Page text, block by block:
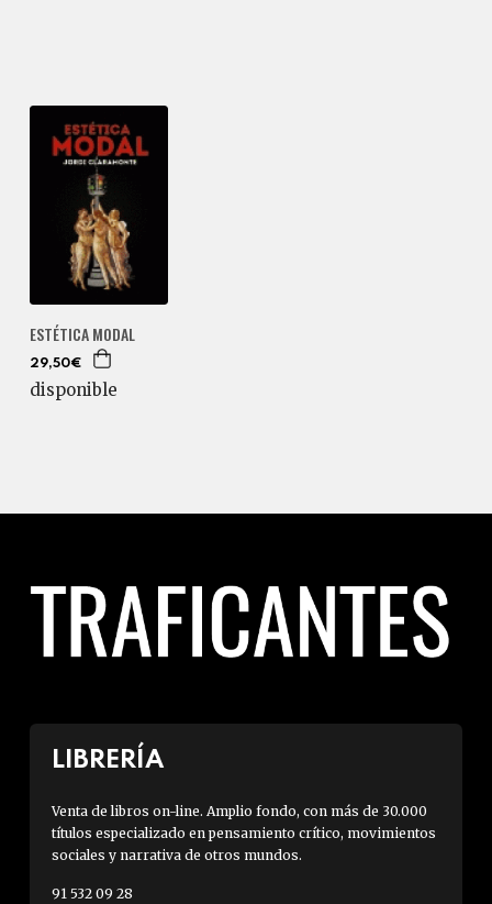
ESTÉTICA MODAL
29,50€
disponible
LIBRERÍA
Venta de libros on-line. Amplio fondo, con más de 30.000
títulos especializado en pensamiento crítico, movimientos
sociales y narrativa de otros mundos.
91 532 09 28